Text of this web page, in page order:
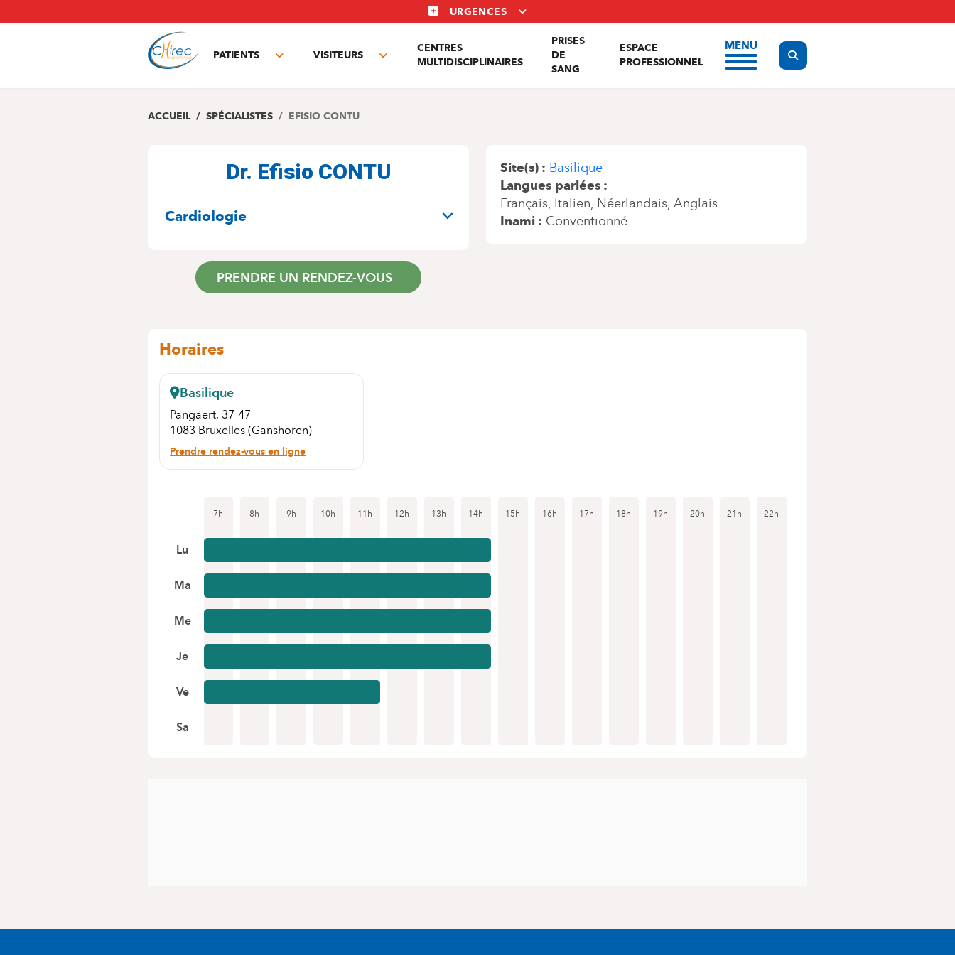
au
URGENCES
PATIENTS
Toggle
VISITEURS
Toggle
CENTRES
MULTIDISCIPLINAIRES
PRISES
DE
SANG
ESPACE
PROFESSIONNEL
MENU
Display the search form
ACCUEIL SPÉCIALISTES EFISIO CONTU
Dr. Efisio CONTU
SPÉCIALITÉS
Cardiologie
PRENDRE UN RENDEZ-VOUS
Site(s)
Basilique
Langues parlées
Français Italien Néerlandais Anglais
Inami
Conventionné
Horaires
Basilique
Pangaert, 37-47
1083 Bruxelles (Ganshoren)
Prendre rendez-vous en ligne
7h 8h 9h 10h 11h 12h 13h 14h 15h 16h 17h 18h 19h 20h 21h 22h
Lu
Ma
Me
Je
Ve
Sa